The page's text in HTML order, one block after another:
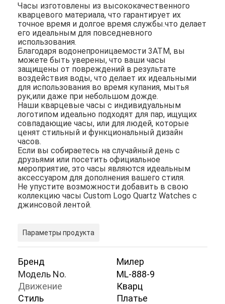
Домой
Часы изготовлены из высококачественного
кварцевого материала, что гарантирует их
точное время и долгое время службы.что делает
его идеальным для повседневного
использования.
Благодаря водонепроницаемости 3ATM, вы
можете быть уверены, что ваши часы
защищены от повреждений в результате
воздействия воды, что делает их идеальными
для использования во время купания, мытья
рук,или даже при небольшом дожде.
Наши кварцевые часы с индивидуальным
логотипом идеально подходят для пар, ищущих
совпадающие часы, или для людей, которые
ценят стильный и функциональный дизайн
часов.
Если вы собираетесь на случайный день с
друзьями или посетить официальное
мероприятие, это часы являются идеальным
аксессуаром для дополнения вашего стиля.
Не упустите возможности добавить в свою
коллекцию часы Custom Logo Quartz Watches с
джинсовой лентой.
Параметры продукта
Бренд
Милер
Модель No.
ML-888-9
Движение
Кварц
Стиль
Платье